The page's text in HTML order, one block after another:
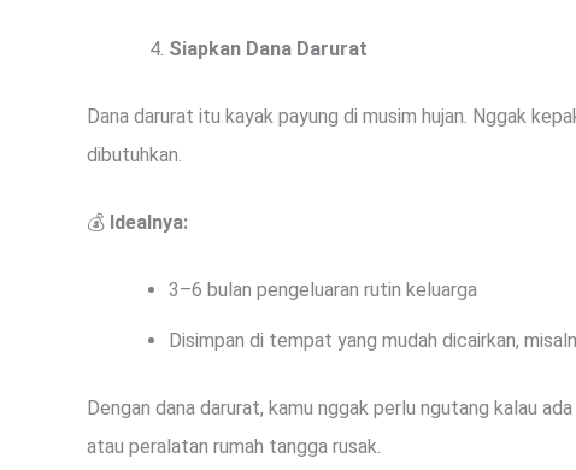
Siapkan Dana Darurat
Dana darurat itu kayak payung di musim hujan. Nggak
dibutuhkan.
💰 Idealnya:
3–6 bulan pengeluaran rutin keluarga
Disimpan di tempat yang mudah dicairkan,
Dengan dana darurat, kamu nggak perlu ngutang kalau
atau peralatan rumah tangga rusak.